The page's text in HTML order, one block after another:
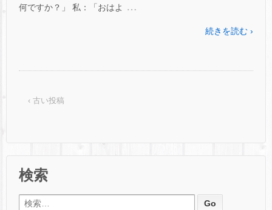
何ですか？」 私：「おはよ
…
続きを読む ›
‹ 古い投稿
検索
検索: